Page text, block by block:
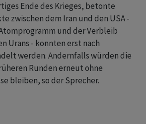
Ende des Krieges, betonte
zwischen dem Iran und den USA -
und der Verbleib
Urans - könnten erst nach
werden. Andernfalls würden die
Runden erneut ohne
bleiben, so der Sprecher.